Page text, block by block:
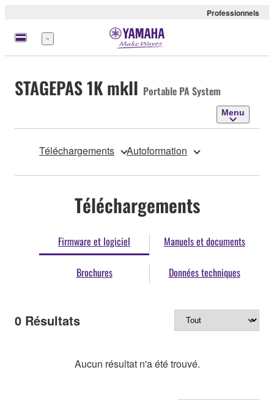
Professionnels
Menu
STAGEPAS 1K mkII Portable PA System
Menu
Téléchargements Autoformation
Téléchargements
Firmware et logiciel Manuels et documents
Brochures Données techniques
0 Résultats
Aucun résultat n'a été trouvé.